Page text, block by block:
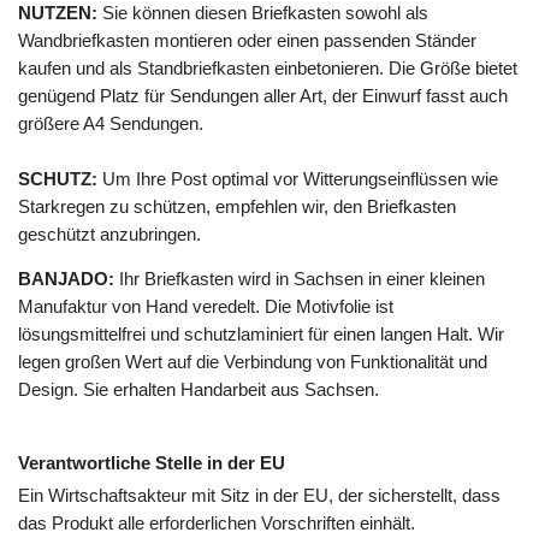
NUTZEN: Sie können diesen Briefkasten sowohl als
Wandbriefkasten montieren oder einen passenden Ständer
kaufen und als Standbriefkasten einbetonieren. Die Größe bietet
genügend Platz für Sendungen aller Art, der Einwurf fasst auch
größere A4 Sendungen.
SCHUTZ: Um Ihre Post optimal vor Witterungseinflüssen wie
Starkregen zu schützen, empfehlen wir, den Briefkasten
geschützt anzubringen.
BANJADO: Ihr Briefkasten wird in Sachsen in einer kleinen
Manufaktur von Hand veredelt. Die Motivfolie ist
lösungsmittelfrei und schutzlaminiert für einen langen Halt. Wir
legen großen Wert auf die Verbindung von Funktionalität und
Design. Sie erhalten Handarbeit aus Sachsen.
Verantwortliche Stelle in der EU
Ein Wirtschaftsakteur mit Sitz in der EU, der sicherstellt, dass
das Produkt alle erforderlichen Vorschriften einhält.